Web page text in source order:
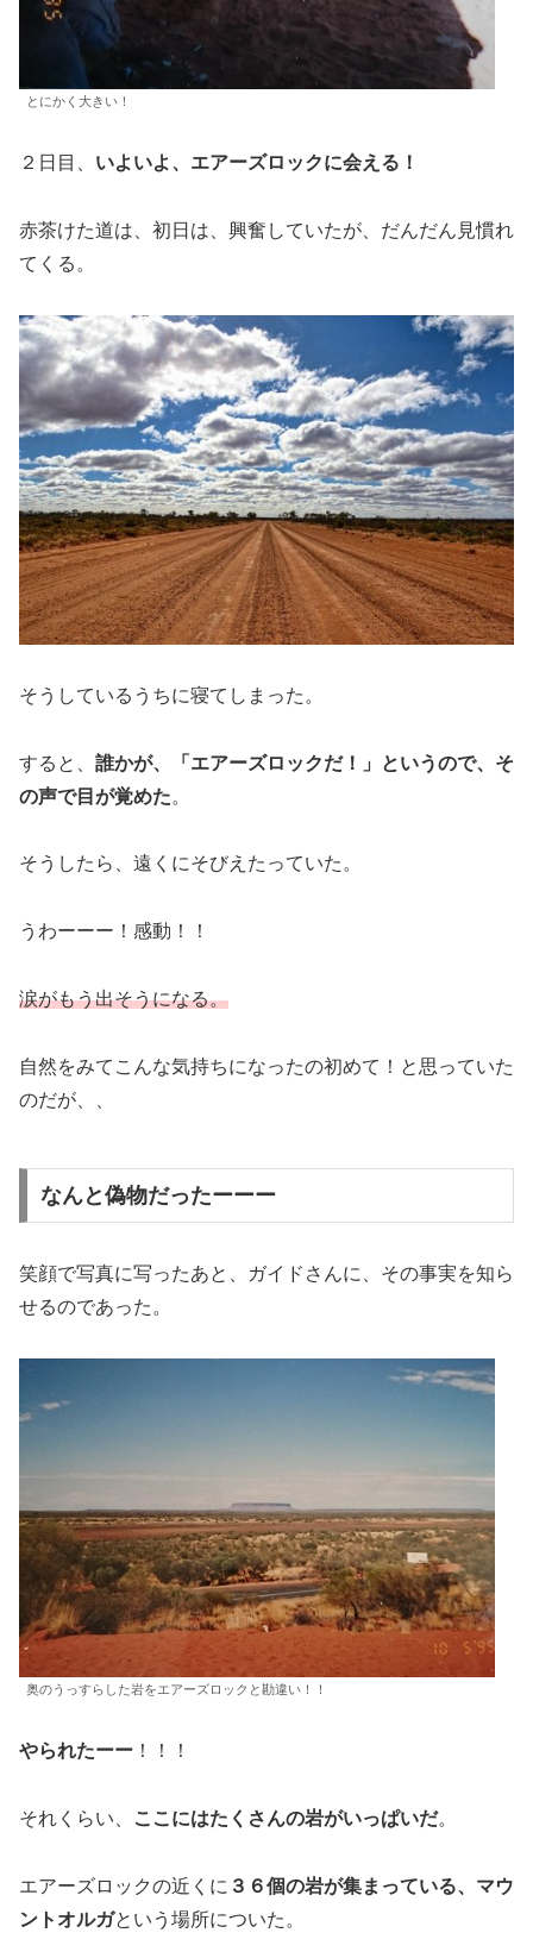
とにかく大きい！
２日目、 いよいよ、エアーズロックに会える！
赤茶けた道は、初日は、興奮していたが、だんだん見慣れ
てくる。
そうしているうちに寝てしまった。
すると、 誰かが、「エアーズロックだ！」というので、そ
の声で目が覚めた。
そうしたら、遠くにそびえたっていた。
うわーーー！感動！！
涙がもう出そうになる。
自然をみてこんな気持ちになったの初めて！と思っていた
のだが、、
なんと偽物だったーーー
笑顔で写真に写ったあと、ガイドさんに、その事実を知ら
せるのであった。
奥のうっすらした岩をエアーズロックと勘違い！！
やられたーー ！！！
それくらい、 ここにはたくさんの岩がいっぱいだ。
エアーズロックの近くに ３６個の岩が集まっている、マウ
ントオルガという場所についた。